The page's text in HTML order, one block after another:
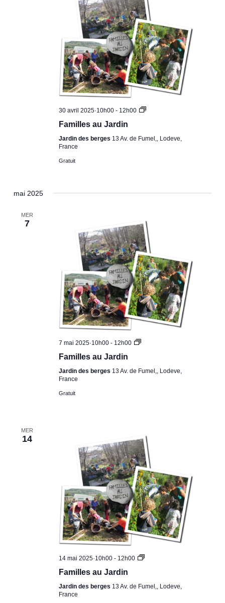
30 avril 2025·10h00- 12h00
Familles
Familles au Jardin
Jardin des berges 13 Av. de Fumel,, Lodeve,
France
Gratuit
mai 2025
MER
7
7 mai 2025·10h00- 12h00
Familles
Familles au Jardin
Jardin des berges 13 Av. de Fumel,, Lodeve,
France
Gratuit
MER
14
14 mai 2025·10h00- 12h00
Familles
Familles au Jardin
Jardin des berges 13 Av. de Fumel,, Lodeve,
France